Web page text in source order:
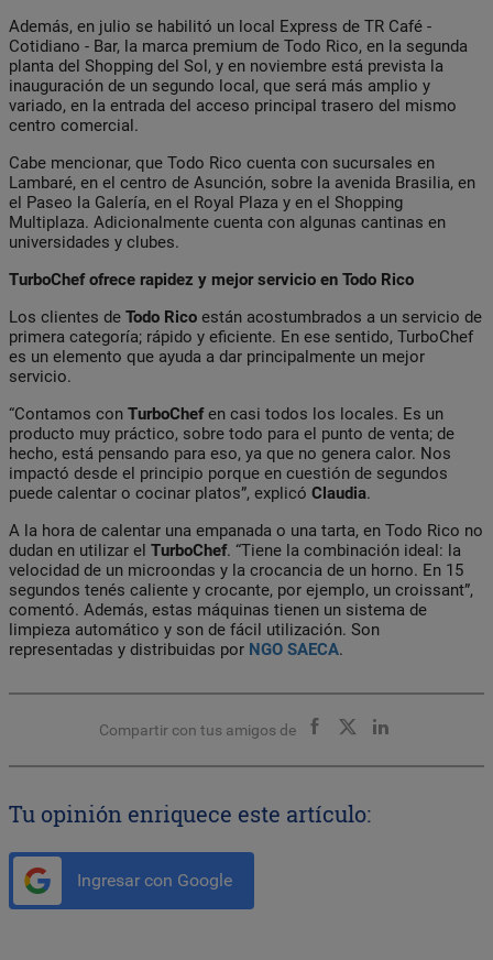
Además, en julio se habilitó un local Express de TR Café -
Cotidiano - Bar, la marca premium de Todo Rico, en la segunda
planta del Shopping del Sol, y en noviembre está prevista la
inauguración de un segundo local, que será más amplio y
variado, en la entrada del acceso principal trasero del mismo
centro comercial.
Cabe mencionar, que Todo Rico cuenta con sucursales en
Lambaré, en el centro de Asunción, sobre la avenida Brasilia, en
el Paseo la Galería, en el Royal Plaza y en el Shopping
Multiplaza. Adicionalmente cuenta con algunas cantinas en
universidades y clubes.
TurboChef ofrece rapidez y mejor servicio en Todo Rico
Los clientes de Todo Rico están acostumbrados a un servicio de
primera categoría; rápido y eficiente. En ese sentido, TurboChef
es un elemento que ayuda a dar principalmente un mejor
servicio.
“Contamos con TurboChefen casi todos los locales. Es un
producto muy práctico, sobre todo para el punto de venta; de
hecho, está pensando para eso, ya que no genera calor. Nos
impactó desde el principio porque en cuestión de segundos
puede calentar o cocinar platos”, explicó Claudia.
A la hora de calentar una empanada o una tarta, en Todo Rico no
dudan en utilizar el TurboChef. “Tiene la combinación ideal: la
velocidad de un microondas y la crocancia de un horno. En 15
segundos tenés caliente y crocante, por ejemplo, un croissant”,
comentó. Además, estas máquinas tienen un sistema de
limpieza automático y son de fácil utilización. Son
representadas y distribuidas por NGO SAECA.
Compartir con tus amigos de
Tu opinión enriquece este artículo:
Ingresar con Google